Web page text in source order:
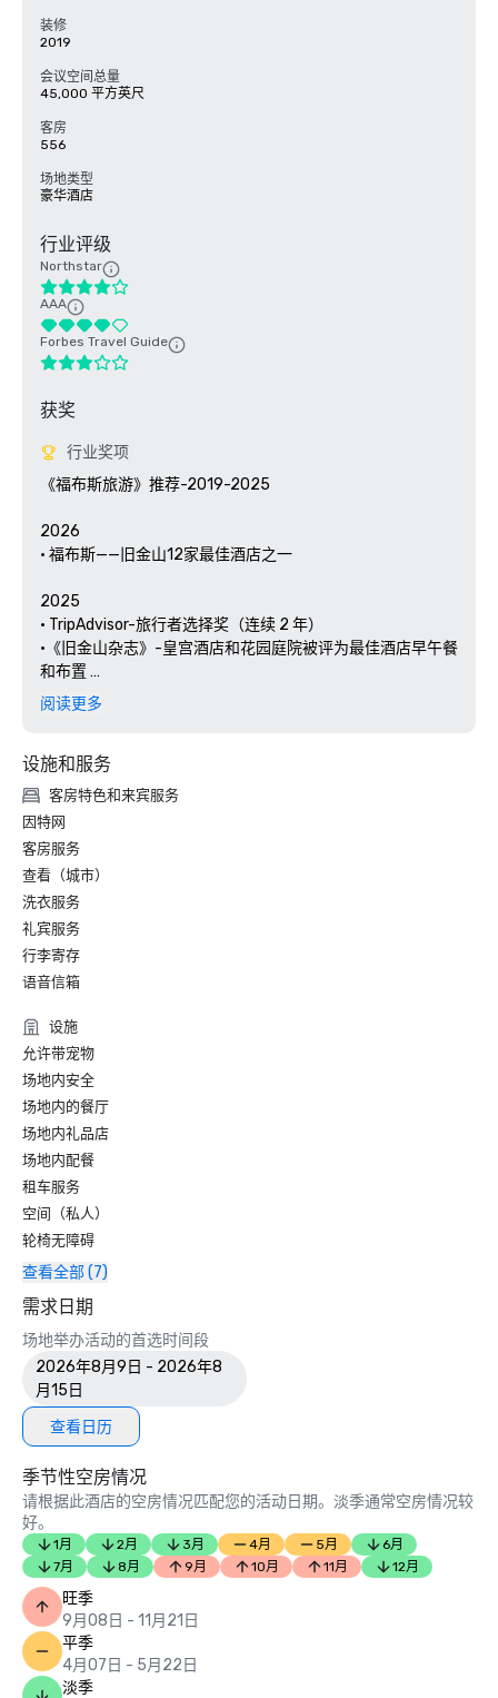
装修
2019
会议空间总量
45,000 平方英尺
客房
556
场地类型
豪华酒店
行业评级
Northstar
AAA
Forbes Travel Guide
获奖
行业奖项
《福布斯旅游》推荐-2019-2025
2026
• 福布斯——旧金山12家最佳酒店之一
2025
• TripAdvisor-旅行者选择奖（连续 2 年）
•《旧金山杂志》-皇宫酒店和花园庭院被评为最佳酒店早午餐
和布置
• Hospitality Net-一生中至少一次的加州27个最佳去处
• 旧金山高级生活——旧金山皇宫酒店庆祝 150 周年
2024
• 旅行 + 休闲-旧金山最佳酒店-设施最好的酒店
•《福布斯旅行指南》——拥有难忘鱼子酱体验的 15 家酒店之
一
• SF Gate — 湾区最佳 — 5 家最佳酒店
• OpenTable — 旧金山最漂亮的 12 家餐厅之一
• 旅行者选择奖-最佳中的最佳
• 我去的目的地 — 美国 6 个最佳 LGBTQ+ 婚礼目的地之一
• Insidehook — 旧金山最佳酒店酒吧
• SF Travel — 旧金山最受好评的豪华酒店
• Timeout — 旧金山最好的豪华酒店之一
2023
•《康德纳斯特旅行家》顶级酒店
•《旅行与休闲》杂志-旧金山最佳酒店
阅读更多
设施和服务
客房特色和来宾服务
因特网
客房服务
查看（城市）
洗衣服务
礼宾服务
行李寄存
语音信箱
设施
允许带宠物
场地内安全
场地内的餐厅
场地内礼品店
场地内配餐
租车服务
空间（私人）
轮椅无障碍
查看全部 (7)
需求日期
场地举办活动的首选时间段
2026年8月9日 - 2026年8
月15日
查看日历
季节性空房情况
请根据此酒店的空房情况匹配您的活动日期。淡季通常空房情况较
好。
1月 2月 3月 4月 5月
6月
7月
8月 9月 10月 11月 12月
旺季
9月08日 - 11月21日
平季
4月07日 - 5月22日
淡季